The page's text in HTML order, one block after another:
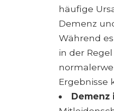
häufige
Demenz
Während
in der
Ergebnisse
Demenz